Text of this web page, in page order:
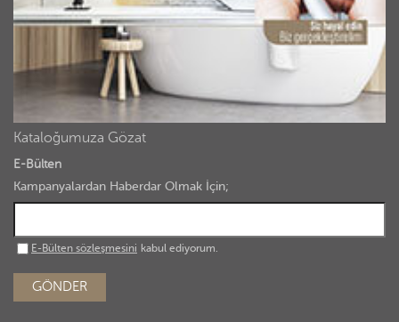
Kataloğumuza Gözat
E-Bülten
Kampanyalardan Haberdar Olmak İçin;
E-Bülten sözleşmesini kabul ediyorum.
GÖNDER